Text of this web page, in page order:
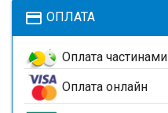
payment ОПЛАТА
Оплата частинами
Оплата онлайн